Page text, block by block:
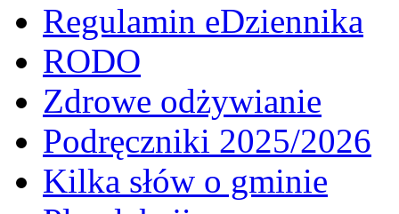
Regulamin eDziennika
RODO
Zdrowe odżywianie
Podręczniki 2025/2026
Kilka słów o gminie